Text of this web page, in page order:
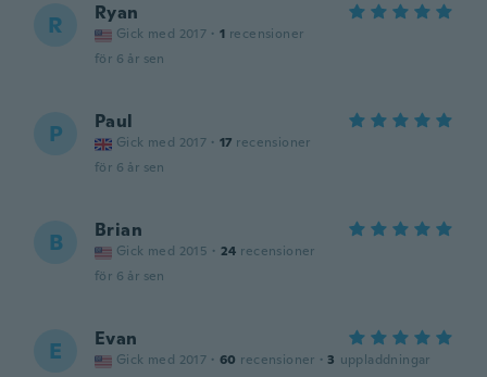
R Ryan
Gick med 2017 · 1 recensioner
för 6 år sen
P Paul
Gick med 2017 · 17 recensioner
för 6 år sen
B Brian
Gick med 2015 · 24 recensioner
för 6 år sen
E Evan
Gick med 2017 · 60 recensioner · 3 uppladdningar